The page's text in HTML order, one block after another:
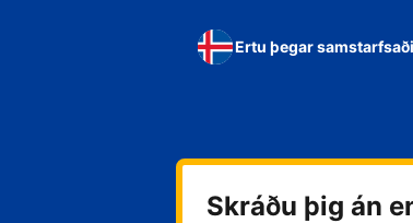
Ertu þegar
Skráðu þig án